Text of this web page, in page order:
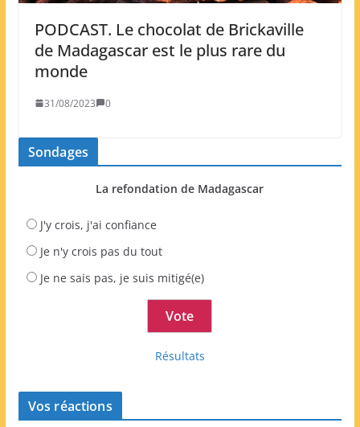
PODCAST. Le chocolat de Brickaville
de Madagascar est le plus rare du
monde
31/08/2023 0
Sondages
La refondation de Madagascar
J'y crois, j'ai confiance
Je n'y crois pas du tout
Je ne sais pas, je suis mitigé(e)
Résultats
Vos réactions